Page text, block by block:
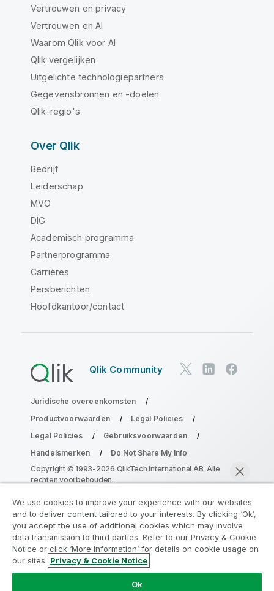
Vertrouwen en privacy
Vertrouwen en AI
Waarom Qlik voor AI
Qlik vergelijken
Uitgelichte technologiepartners
Gegevensbronnen en -doelen
Qlik-regio's
Over Qlik
Bedrijf
Leiderschap
MVO
DIG
Academisch programma
Partnerprogramma
Carrières
Persberichten
Hoofdkantoor/contact
Qlik Community
Juridische overeenkomsten
Productvoorwaarden
Legal Policies
Legal Policies
Gebruiksvoorwaarden
Handelsmerken
Do Not Share My Info
Copyright © 1993-2026 QlikTech International AB. Alle
rechten voorbehouden.
Neem deel aan het Analytics
Modernization Program
Moderniseer zonder uw waardevolle QlikView-apps op
het spel te zetten met het Analytics Modernization
We use cookies to improve your experience with our websites
and to deliver content tailored to your interests. By clicking ‘Ok’,
you accept the use of additional cookies which may involve
data transmission to third parties. Refer to our Privacy & Cookie
Notice or click ‘More Information’ for details on cookie usage on
our sites. Privacy & Cookie Notice
Ok